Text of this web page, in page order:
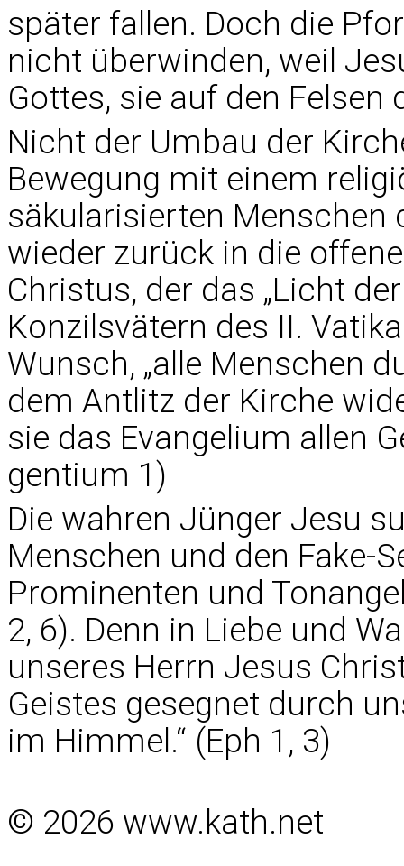
später fallen. Doch die
nicht überwinden, weil
Gottes, sie auf den
Nicht der Umbau der
Bewegung mit einem
säkularisierten
wieder zurück in die
Christus, der das „Licht
Konzilsvätern des II.
Wunsch, „alle Menschen
dem Antlitz der Kirche
sie das Evangelium allen
gentium 1)
Die wahren Jünger Jesu
Menschen und den Fake-
Prominenten und
2, 6). Denn in Liebe und
unseres Herrn Jesus
Geistes gesegnet durch
im Himmel.“ (Eph 1, 3)
© 2026 www.kath.net